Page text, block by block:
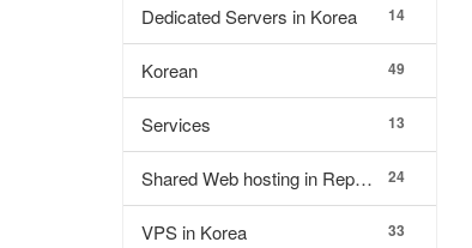
14
Dedicated Servers in Korea
49
Korean
13
Services
24
Shared Web hosting in Republic of Korea
33
VPS in Korea